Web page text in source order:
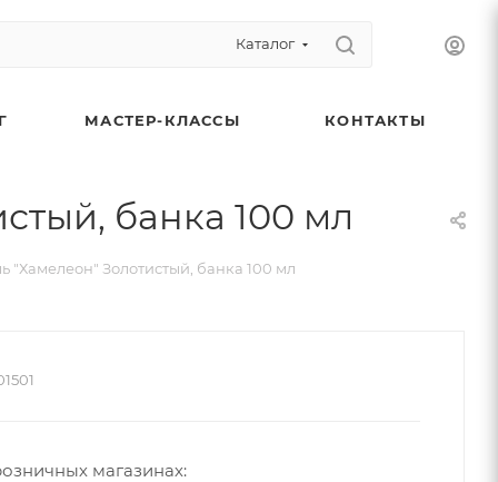
Каталог
МАСТЕР-КЛАССЫ КОНТАКТЫ
банка 100 мл
Золотистый, банка 100 мл
магазинах: